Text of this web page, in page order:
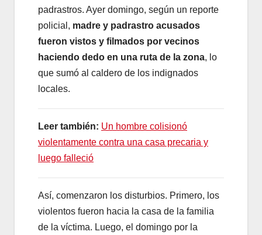
padrastros. Ayer domingo, según un reporte
policial, madre y padrastro acusados
fueron vistos y filmados por vecinos
haciendo dedo en una ruta de la zona, lo
que sumó al caldero de los indignados
locales.
Leer también: Un hombre colisionó
violentamente contra una casa precaria y
luego falleció
Así, comenzaron los disturbios. Primero, los
violentos fueron hacia la casa de la familia
de la víctima. Luego, el domingo por la